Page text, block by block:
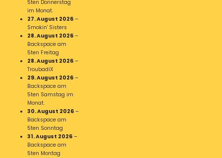
5ten Donnerstag
im Monat.
27. August 2026 –
Smokin' Sisters
28. August 2026 –
Backspace am
5ten Freitag
28. August 2026 –
TroubadiX
29. August 2026 –
Backspace am
5ten Samstag im
Monat.
30. August 2026 –
Backspace am
5ten Sonntag
31. August 2026 –
Backspace am
5ten Montag